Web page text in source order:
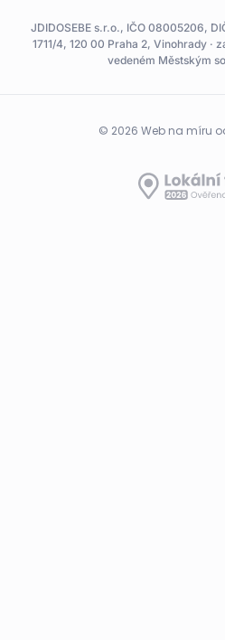
JDIDOSEBE s.r.o., IČO 08005206,
1711/4, 120 00 Praha 2, Vinohrady ·
vedeném Městským
© 2026 Web na míru